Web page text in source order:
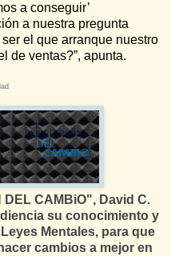
a conseguir’
a nuestra pregunta
el que arranque nuestro
de ventas?”, apunta.
CAMBiO", David C.
su conocimiento y
Mentales, para que
cambios a mejor en